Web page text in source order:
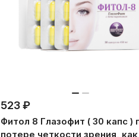
523 ₽
Фитол 8 Глазофит ( 30 капс )
потере четкости зрения, как